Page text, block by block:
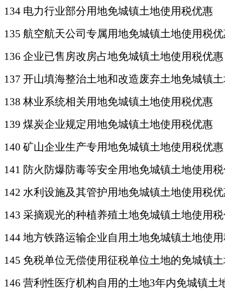
134 电力行业部分用地免城镇土地使用税优惠
135 航空航天公司专属用地免城镇土地使用税
136 企业已售房改房占地免城镇土地使用税优惠
137 开山填海整治土地和改造废弃土地免城镇
138 林业系统相关用地免城镇土地使用税优惠
139 煤炭企业规定用地免城镇土地使用税优惠
140 矿山企业生产专用地免城镇土地使用税优惠
141 防火防爆防毒等安全用地免城镇土地使用
142 水利设施及其管护用地免城镇土地使用税
143 采摘观光的种植养殖土地免城镇土地使用
144 地方铁路运输企业自用土地免城镇土地使
145 免税单位无偿使用征税单位土地的免城镇
146 营利性医疗机构自用的土地3年内免城镇土